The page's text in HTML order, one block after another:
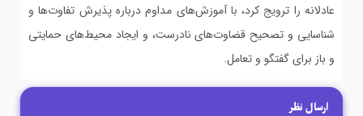
عادلانه را ترویج کرد، با آموزش‌های مداوم درباره پذیرش تفاوت‌ها و
شناسایی و تصحیح قضاوت‌های نادرست، و ایجاد محیط‌های حمایتی
و باز برای گفتگو و تعامل.
ارسال نظر